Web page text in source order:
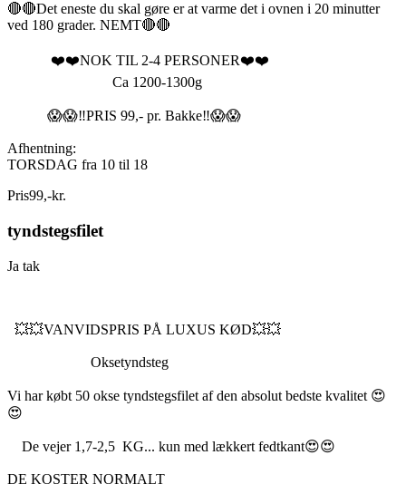
🔴🔴Det eneste du skal gøre er at varme det i ovnen i 20 minutter
ved 180 grader. NEMT🔴🔴
❤️❤️NOK TIL 2-4 PERSONER❤️❤️
Ca 1200-1300g
😱😱‼️PRIS 99,- pr. Bakke‼️😱😱
Afhentning:
TORSDAG fra 10 til 18
Pris99,-kr.
tyndstegsfilet
Ja tak
💥💥VANVIDSPRIS PÅ LUXUS KØD💥💥
Oksetyndsteg
Vi har købt 50 okse tyndstegsfilet af den absolut bedste kvalitet 😍
😍
De vejer 1,7-2,5 KG... kun med lækkert fedtkant😍😍
DE KOSTER NORMALT